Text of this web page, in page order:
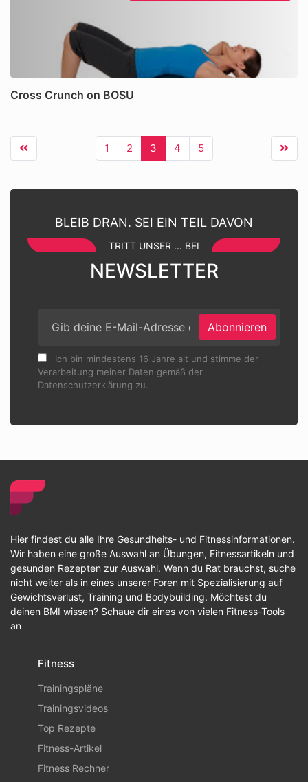
Cross Crunch on BOSU
1 2 3 4 5
BLEIB DRAN. SEI EIN TEIL DAVON
TRITT UNSER ... BEI
NEWSLETTER
Abonnieren
Ich bin mindestens 16 Jahre alt und stimme der
Verarbeitung meiner Daten gemäß der
Datenschutzerklärung zu.
Hier findest du alle Ihre Gesundheits- und Fitnessinformationen.
Wir haben eine große Auswahl an Übungen, Fitnessartikeln und
gesunden Rezepten zur Auswahl. Wenn du Rat brauchst, suche
nicht weiter als in eines unserer Foren mit Spezialisierung auf
Gewichtsverlust, Training und Bodybuilding. Möchtest du
deinen BMI wissen? Schaue dir eines von vielen Fitness-Tools
an
Fitness
Trainingspläne
Trainingsvideos
Top Rezepte
Fitness-Artikel
Fitness Rechner